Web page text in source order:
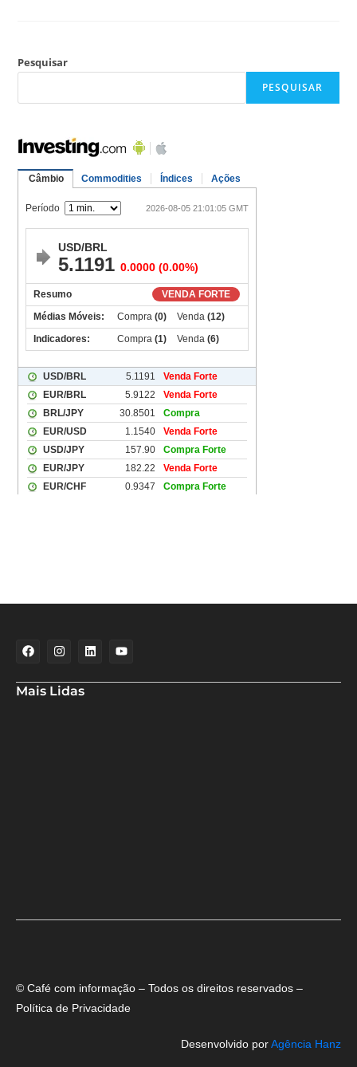
Pesquisar
PESQUISAR
Mais Lidas
© Café com informação – Todos os direitos reservados –
Política de Privacidade
Desenvolvido porAgência Hanz